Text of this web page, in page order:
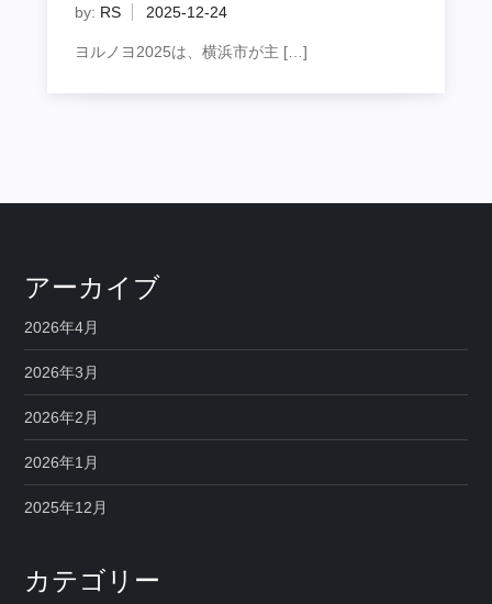
by: RS
ヨルノヨ2025は、横浜市が主 […]
アーカイブ
2026年4月
2026年3月
2026年2月
2026年1月
2025年12月
カテゴリー